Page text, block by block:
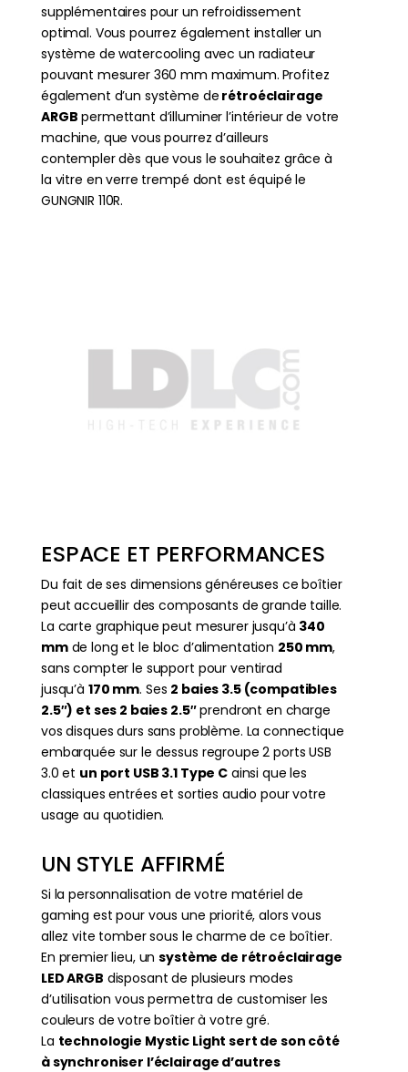
supplémentaires pour un refroidissement
optimal. Vous pourrez également installer un
système de watercooling avec un radiateur
pouvant mesurer 360 mm maximum. Profitez
également d’un système de rétroéclairage
ARGB permettant d’illuminer l’intérieur de votre
machine, que vous pourrez d’ailleurs
contempler dès que vous le souhaitez grâce à
la vitre en verre trempé dont est équipé le
GUNGNIR 110R.
ESPACE ET PERFORMANCES
Du fait de ses dimensions généreuses ce boîtier
peut accueillir des composants de grande taille.
La carte graphique peut mesurer jusqu’à 340
mmde long et le bloc d’alimentation 250 mm,
sans compter le support pour ventirad
jusqu’à 170 mm. Ses 2 baies 3.5 (compatibles
2.5″) et ses 2 baies 2.5″prendront en charge
vos disques durs sans problème. La connectique
embarquée sur le dessus regroupe 2 ports USB
3.0 et un port USB 3.1 Type Cainsi que les
classiques entrées et sorties audio pour votre
usage au quotidien.
UN STYLE AFFIRMÉ
Si la personnalisation de votre matériel de
gaming est pour vous une priorité, alors vous
allez vite tomber sous le charme de ce boîtier.
En premier lieu, unsystème de rétroéclairage
LED ARGB disposant de plusieurs modes
d’utilisation vous permettra de customiser les
couleurs de votre boîtier à votre gré.
La technologie Mystic Light sert de son côté
à synchroniser l’éclairage d’autres